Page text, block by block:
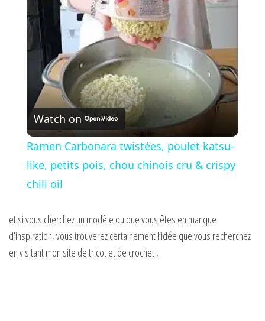
a
y
V
i
e
o
Watch on
Ramen Carbonara twistées, poulet katsu-
like, petits pois, chou chinois cru & crispy
chili oil
et si vous cherchez un modèle ou que vous êtes en manque
d’inspiration, vous trouverez certainement l’idée que vous recherchez
en visitant mon site de tricot et de crochet ,